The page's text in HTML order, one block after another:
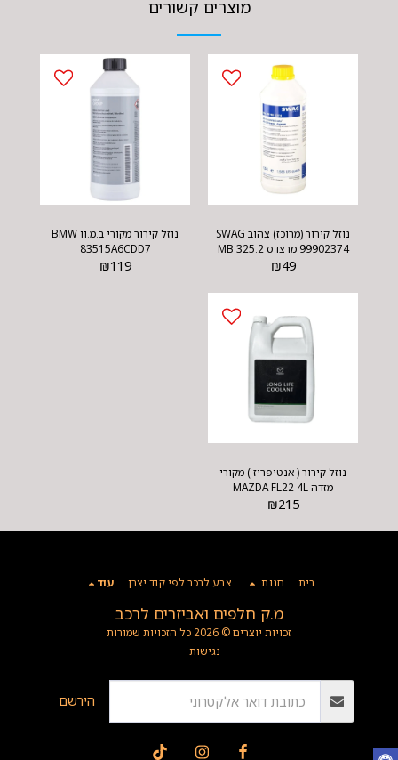
מוצרים קשורים
נוזל קירור (מרוכז) צהוב SWAG
99902374 מרצדס MB 325.2
₪49
נוזל קירור מקורי ב.מ.וו BMW
83515A6CDD7
₪119
נוזל קירור ( אנטיפריז ) מקורי
מזדה MAZDA FL22 4L
₪215
מ.ק חלפים ואביזרים לרכב
זכויות יוצרים © 2026 כל הזכויות שמורות
נגישות
בית חנות צבע לרכב לפי קוד יצרן עוד
הירשם